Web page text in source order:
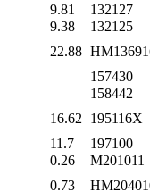
9.81
132127
9.38
132125
22.88
157430
158442
16.62
195116X
11.7
197100
0.26
M201011
0.73